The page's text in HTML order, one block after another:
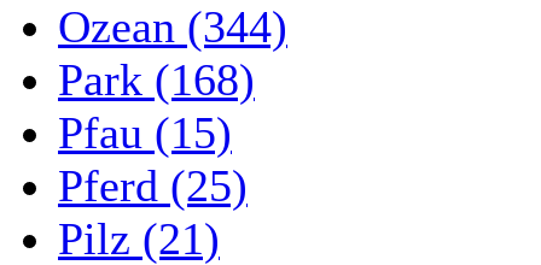
Ozean (344)
Park (168)
Pfau (15)
Pferd (25)
Pilz (21)